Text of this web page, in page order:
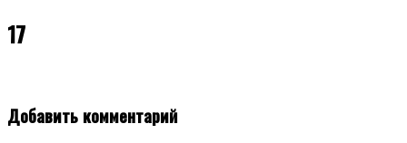
17
Добавить комментарий